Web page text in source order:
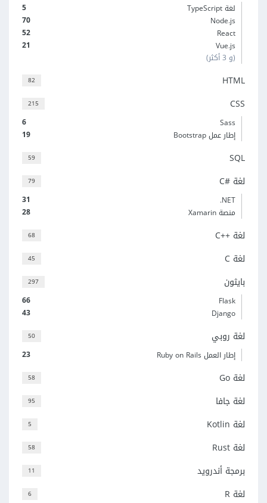
5
لغة TypeScript
70
Node.js
52
React
21
Vue.js
(و 3 أكثر)
82 HTML
215 CSS
6
Sass
19
إطار عمل Bootstrap
59 SQL
79 لغة C#‎
31
‎.NET
28
منصة Xamarin
68 لغة C++‎
45 لغة C
297 بايثون
66
Flask
43
Django
50 لغة روبي
23 إطار العمل Ruby on Rails
58 لغة Go
95 لغة جافا
5 لغة Kotlin
58 لغة Rust
11 برمجة أندرويد
6 لغة R